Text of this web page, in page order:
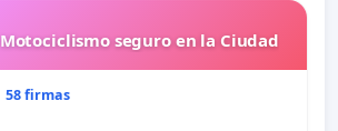
Motociclismo seguro en la Ciudad
58 firmas